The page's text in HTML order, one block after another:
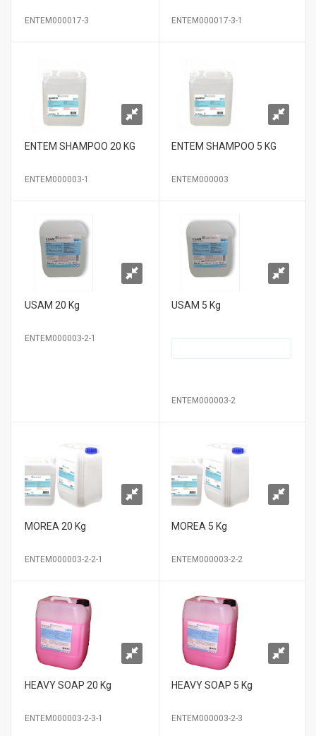
ENTEM000017-3 ENTEM000017-3-1
ENTEM SHAMPOO 20 KG
ENTEM000003-1
ENTEM SHAMPOO 5 KG
ENTEM000003
USAM 20 Kg
ENTEM000003-2-1
USAM 5 Kg
ENTEM000003-2
MOREA 20 Kg
ENTEM000003-2-2-1
MOREA 5 Kg
ENTEM000003-2-2
HEAVY SOAP 20 Kg
ENTEM000003-2-3-1
HEAVY SOAP 5 Kg
ENTEM000003-2-3